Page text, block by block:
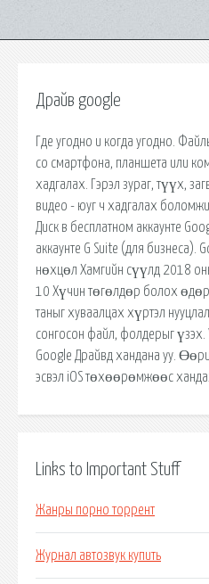
Драйв google
Где угодно и когда угодно.
со смартфона, планшета или
хадгалах. Гэрэл зураг, түүх,
видео - юуг ч хадгалах
Диск в бесплатном аккаунте
аккаунте G Suite (для бизнеса).
нөхцөл Хамгийн сүүлд 2018
10 Хүчин төгөлдөр болох
таныг хуваалцах хүртэл
сонгосон файл, фолдерыг үзэх.
Google Драйвд хандана уу.
эсвэл iOS төхөөрөмжөөс
Links to Important Stuff
Жанры порно торрент
Журнал автозвук купить